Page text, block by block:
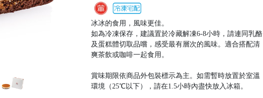
冰冰的食用，風味更佳。
如為冷凍保存，建議置於冷藏解凍6-8小時，請連同乳酪
及蛋糕體切取品嚐，感受最有層次的風味。適合搭配清
爽茶飲或咖啡一起食用。
賞味期限依商品外包裝標示為主。如需暫時放置於室溫
環境（25℃以下），請在1.5小時內盡快放入冰箱。